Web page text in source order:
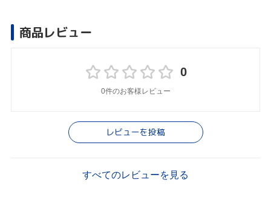
商品レビュー
0
0件のお客様レビュー
レビューを投稿
すべてのレビューを見る